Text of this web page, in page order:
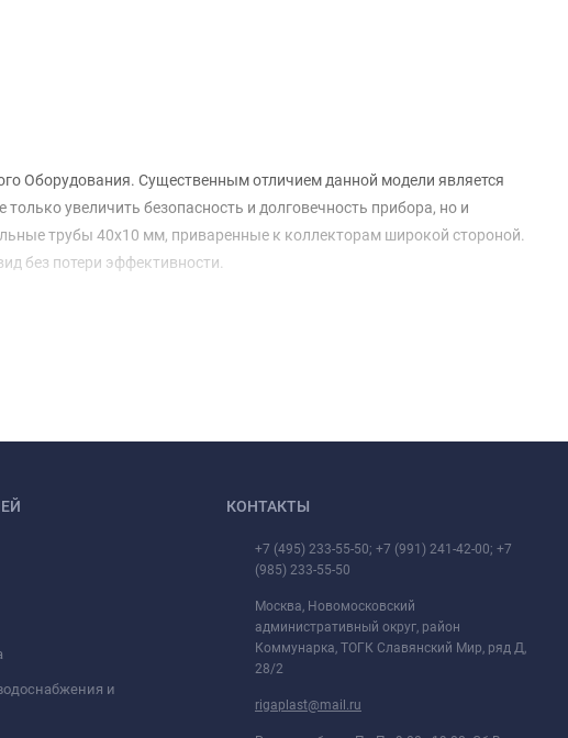
Оборудования. Существенным отличием данной модели является
увеличить безопасность и долговечность прибора, но и
трубы 40х10 мм, приваренные к коллекторам широкой стороной.
без потери эффективности.
и
КОНТАКТЫ
+7 (495) 233-55-50; +7 (991) 241-42-00; +7
(985) 233-55-50
Москва, Новомосковский
административный округ, район
Коммунарка, ТОГК Славянский Мир, ряд Д,
28/2
rigaplast@mail.ru